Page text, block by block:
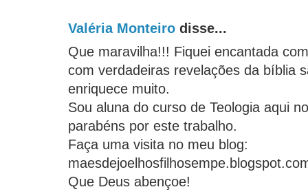
Valéria Monteiro disse...
Que maravilha!!! Fiquei encantada
com verdadeiras revelações da bíblia
enriquece muito.
Sou aluna do curso de Teologia aqui
parabéns por este trabalho.
Faça uma visita no meu blog:
Que Deus abençoe!